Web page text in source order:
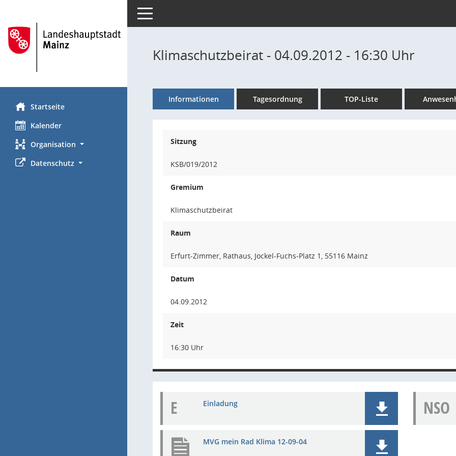
Startseite
Kalender
Organisation
Datenschutz
Toggle navigation
Klimaschutzbeirat - 04.09.2012 - 16:30 Uhr
Informationen Tagesordnung TOP-Liste
Sitzung
KSB/019/2012
Gremium
Klimaschutzbeirat
Raum
Erfurt-Zimmer, Rathaus, Jockel-Fuchs-Platz 1, 55116 Mainz
Datum
04.09.2012
Zeit
16:30 Uhr
E Einladung NSO
MVG mein Rad Klima 12-09-04